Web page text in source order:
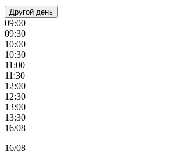
Другой день
09:00
09:30
10:00
10:30
11:00
11:30
12:00
12:30
13:00
13:30
16/08
16/08